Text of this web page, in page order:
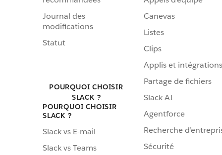
Journal des
modifications
Statut
POURQUOI CHOISIR
SLACK ?
POURQUOI CHOISIR
SLACK ?
Slack vs E-mail
Slack vs Teams
Canevas
Listes
Clips
Applis et intégrations
Partage de fichiers
Slack AI
Agentforce
Recherche
Sécurité